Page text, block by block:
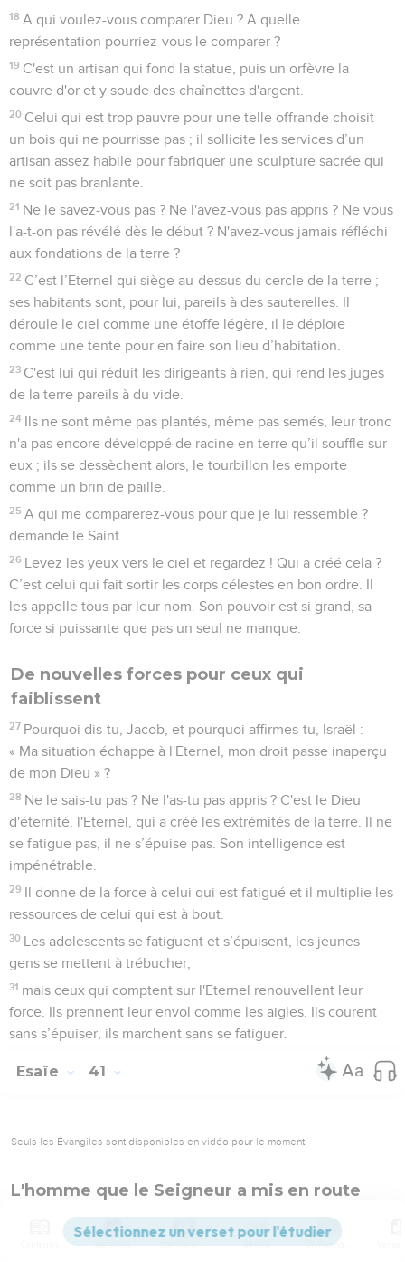
18 A qui voulez-vous comparer Dieu ? A quelle
représentation pourriez-vous le comparer ?
19 C'est un artisan qui fond la statue, puis un orfèvre la
couvre d'or et y soude des chaînettes d'argent.
20 Celui qui est trop pauvre pour une telle offrande choisit
un bois qui ne pourrisse pas ; il sollicite les services d’un
artisan assez habile pour fabriquer une sculpture sacrée qui
ne soit pas branlante.
21 Ne le savez-vous pas ? Ne l'avez-vous pas appris ? Ne vous
l'a-t-on pas révélé dès le début ? N'avez-vous jamais réfléchi
aux fondations de la terre ?
22 C’est l’Eternel qui siège au-dessus du cercle de la terre ;
ses habitants sont, pour lui, pareils à des sauterelles. Il
déroule le ciel comme une étoffe légère, il le déploie
comme une tente pour en faire son lieu d’habitation.
23 C'est lui qui réduit les dirigeants à rien, qui rend les juges
de la terre pareils à du vide.
24 Ils ne sont même pas plantés, même pas semés, leur tronc
n'a pas encore développé de racine en terre qu’il souffle sur
eux ; ils se dessèchent alors, le tourbillon les emporte
comme un brin de paille.
25 A qui me comparerez-vous pour que je lui ressemble ?
demande le Saint.
26 Levez les yeux vers le ciel et regardez ! Qui a créé cela ?
C’est celui qui fait sortir les corps célestes en bon ordre. Il
les appelle tous par leur nom. Son pouvoir est si grand, sa
force si puissante que pas un seul ne manque.
De nouvelles forces pour ceux qui
faiblissent
27 Pourquoi dis-tu, Jacob, et pourquoi affirmes-tu, Israël :
« Ma situation échappe à l'Eternel, mon droit passe inaperçu
de mon Dieu » ?
28 Ne le sais-tu pas ? Ne l'as-tu pas appris ? C'est le Dieu
d'éternité, l'Eternel, qui a créé les extrémités de la terre. Il ne
se fatigue pas, il ne s’épuise pas. Son intelligence est
impénétrable.
29 Il donne de la force à celui qui est fatigué et il multiplie les
ressources de celui qui est à bout.
30 Les adolescents se fatiguent et s’épuisent, les jeunes
gens se mettent à trébucher,
31 mais ceux qui comptent sur l'Eternel renouvellent leur
force. Ils prennent leur envol comme les aigles. Ils courent
sans s’épuiser, ils marchent sans se fatiguer.
Esaïe 41
Seuls les Évangiles sont disponibles en vidéo pour le moment.
L'homme que le Seigneur a mis en route
Iles, faites silence pour m'écouter ! Que les peuples
renouvellent leur force, qu'ils s’avancent pour parler !
Versions Commentaires Strong